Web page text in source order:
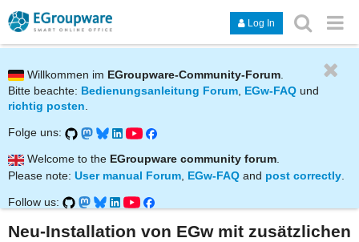
Log In
Willkommen im EGroupware-Community-Forum
Bitte beachte: Bedienungsanleitung Forum, EGw-FAQ und
richtig posten.
Folge uns:
Welcome to the EGroupware community forum.
Please note: User manual Forum EGw-FAQ and post correctly
Follow us:
Neu-Installation von EGw mit zusätzlichen